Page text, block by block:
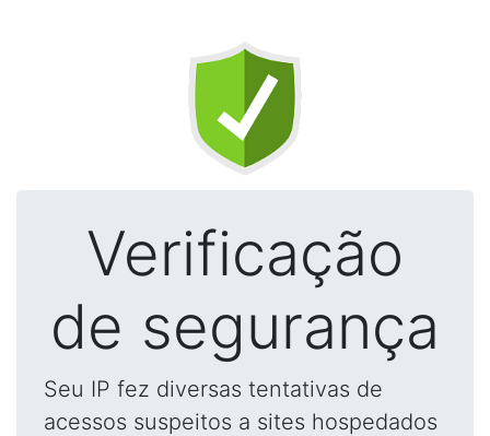
Verificação
de segurança
Seu IP fez diversas tentativas de
acessos suspeitos a sites hospedados